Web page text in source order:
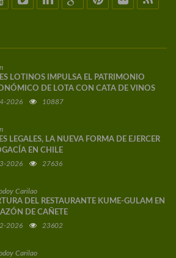
LOTINOS IMPULSA EL PATRIMONIO
DE LOTA CON CATA DE VINOS
2026 10887
LEGALES, LA NUEVA FORMA DE EJERCER
EN CHILE
2026 27636
Carilao
DEL RESTAURANTE KUME-GULAM EN
DE CAÑETE
2026 23602
Carilao